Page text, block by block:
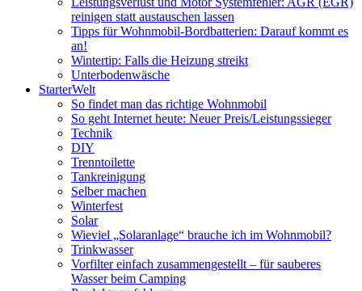
reinigen statt austauschen lassen
Tipps für Wohnmobil-Bordbatterien: Darauf kommt es
an!
Wintertip: Falls die Heizung streikt
Unterbodenwäsche
StarterWelt
So findet man das richtige Wohnmobil
So geht Internet heute: Neuer Preis/Leistungssieger
Technik
DIY
Trenntoilette
Tankreinigung
Selber machen
Winterfest
Solar
Wieviel „Solaranlage“ brauche ich im Wohnmobil?
Trinkwasser
Vorfilter einfach zusammengestellt – für sauberes
Wasser beim Camping